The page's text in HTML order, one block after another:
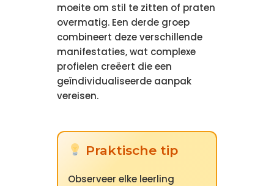
moeite om stil te zitten of praten
overmatig. Een derde groep
combineert deze verschillende
manifestaties, wat complexe
profielen creëert die een
geïndividualiseerde aanpak
vereisen.
Praktische tip
Observeer elke leerling